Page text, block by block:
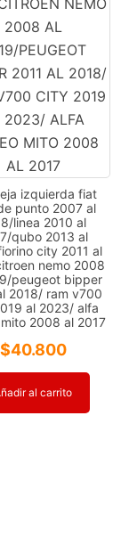
izquierda fiat
punto 2007 al
linea 2010 al
qubo 2013 al
city 2011 al
nemo 2008
peugeot bipper
2018/ ram v700
al 2023/ alfa
2008 al 2017
$40.800
al carrito